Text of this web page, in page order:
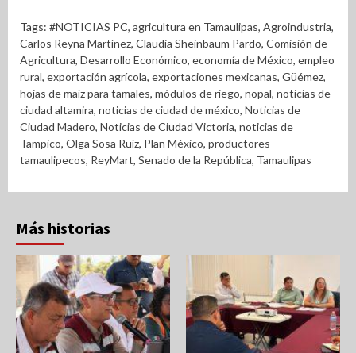
Tags: #NOTICIAS PC, agricultura en Tamaulipas, Agroindustria,
Carlos Reyna Martínez, Claudia Sheinbaum Pardo, Comisión de
Agricultura, Desarrollo Económico, economía de México, empleo
rural, exportación agrícola, exportaciones mexicanas, Güémez,
hojas de maíz para tamales, módulos de riego, nopal, noticias de
ciudad altamira, noticias de ciudad de méxico, Noticias de
Ciudad Madero, Noticias de Ciudad Victoria, noticias de
Tampico, Olga Sosa Ruíz, Plan México, productores
tamaulipecos, ReyMart, Senado de la República, Tamaulipas
Más historias